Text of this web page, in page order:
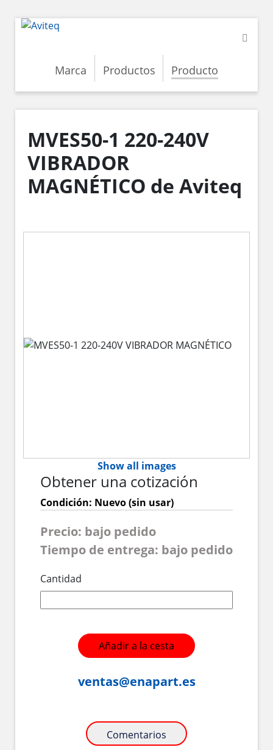
Marca Productos Producto
MVES50-1 220-240V
VIBRADOR
MAGNÉTICO de Aviteq
Show all images
Obtener una cotización
Condición: Nuevo (sin usar)
Precio: bajo pedido
Tiempo de entrega: bajo pedido
Cantidad
Añadir a la cesta
ventas@enapart.es
Comentarios